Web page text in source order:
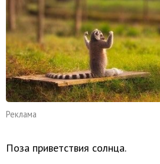
Реклама
Поза приветствия солнца.